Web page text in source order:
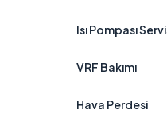
Isı Pompası
VRF Bakımı
Hava Perdesi